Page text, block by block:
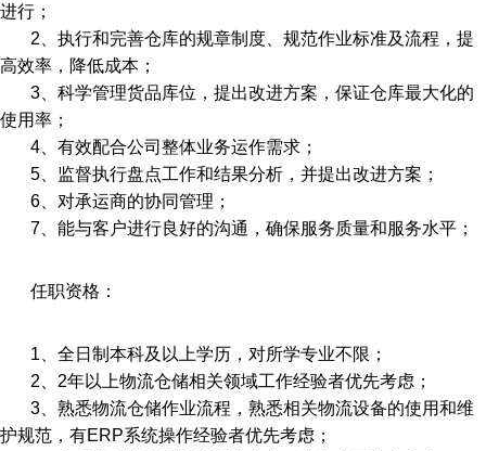
进行；
2、执行和完善仓库的规章制度、规范作业标准及流程，提
高效率，降低成本；
3、科学管理货品库位，提出改进方案，保证仓库最大化的
使用率；
4、有效配合公司整体业务运作需求；
5、监督执行盘点工作和结果分析，并提出改进方案；
6、对承运商的协同管理；
7、能与客户进行良好的沟通，确保服务质量和服务水平；
任职资格：
1、全日制本科及以上学历，对所学专业不限；
2、2年以上物流仓储相关领域工作经验者优先考虑；
3、熟悉物流仓储作业流程，熟悉相关物流设备的使用和维
护规范，有ERP系统操作经验者优先考虑；